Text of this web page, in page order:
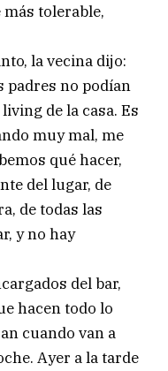
más tolerable,
la vecina dijo:
padres no podían
de la casa. Es
muy mal, me
qué hacer,
del lugar, de
de todas las
y no hay
del bar,
hacen todo lo
cuando van a
Ayer a la tarde